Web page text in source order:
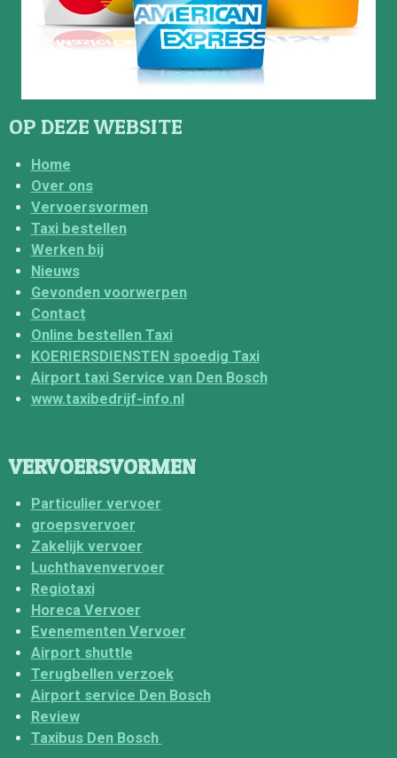
OP DEZE WEBSITE
Home
Over ons
Vervoersvormen
Taxi bestellen
Werken bij
Nieuws
Gevonden voorwerpen
Contact
Online bestellen Taxi
KOERIERSDIENSTEN spoedig Taxi
Airport taxi Service van Den Bosch
www.taxibedrijf-info.nl
VERVOERSVORMEN
Particulier vervoer
groepsvervoer
Zakelijk vervoer
Luchthavenvervoer
Regiotaxi
Horeca Vervoer
Evenementen Vervoer
Airport shuttle
Terugbellen verzoek
Airport service Den Bosch
Review
Taxibus Den Bosch